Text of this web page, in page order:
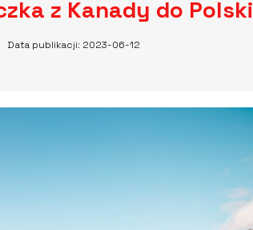
z Kanady do
Data publikacji: 2023-06-12